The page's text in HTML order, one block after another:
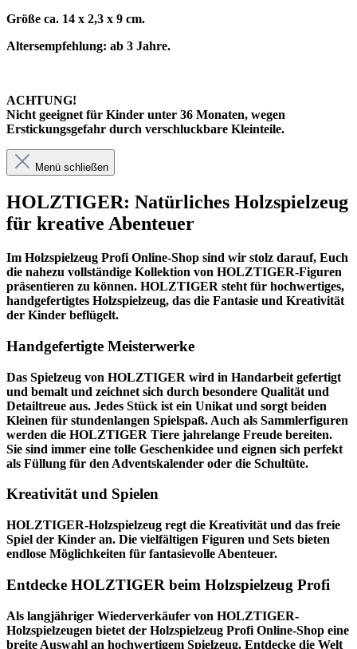
Größe ca. 14 x 2,3 x 9 cm.
Altersempfehlung: ab 3 Jahre.
ACHTUNG!
Nicht geeignet für Kinder unter 36 Monaten, wegen
Erstickungsgefahr durch verschluckbare Kleinteile.
Menü schließen
HOLZTIGER: Natürliches Holzspielzeug
für kreative Abenteuer
Im Holzspielzeug Profi Online-Shop sind wir stolz darauf, Euch
die nahezu vollständige Kollektion von HOLZTIGER-Figuren
präsentieren zu können. HOLZTIGER steht für hochwertiges,
handgefertigtes Holzspielzeug, das die Fantasie und Kreativität
der Kinder beflügelt.
Handgefertigte Meisterwerke
Das Spielzeug von HOLZTIGER wird in Handarbeit gefertigt
und bemalt und zeichnet sich durch besondere Qualität und
Detailtreue aus. Jedes Stück ist ein Unikat und sorgt beiden
Kleinen für stundenlangen Spielspaß. Auch als Sammlerfiguren
werden die HOLZTIGER Tiere jahrelange Freude bereiten.
Sie sind immer eine tolle Geschenkidee und eignen sich perfekt
als Füllung für den Adventskalender oder die Schultüte.
Kreativität und Spielen
HOLZTIGER-Holzspielzeug regt die Kreativität und das freie
Spiel der Kinder an. Die vielfältigen Figuren und Sets bieten
endlose Möglichkeiten für fantasievolle Abenteuer.
Entdecke HOLZTIGER beim Holzspielzeug Profi
Als langjähriger Wiederverkäufer von HOLZTIGER-
Holzspielzeugen bietet der Holzspielzeug Profi Online-Shop eine
breite Auswahl an hochwertigem Spielzeug. Entdecke die Welt